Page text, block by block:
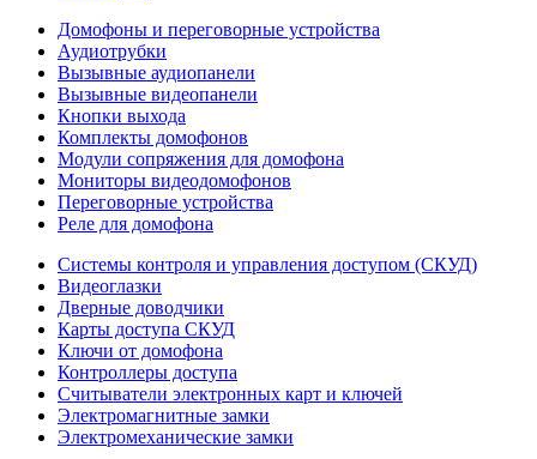
Домофоны и переговорные устройства
Аудиотрубки
Вызывные аудиопанели
Вызывные видеопанели
Кнопки выхода
Комплекты домофонов
Модули сопряжения для домофона
Мониторы видеодомофонов
Переговорные устройства
Реле для домофона
Системы контроля и управления доступом (СКУД)
Видеоглазки
Дверные доводчики
Карты доступа СКУД
Ключи от домофона
Контроллеры доступа
Считыватели электронных карт и ключей
Электромагнитные замки
Электромеханические замки